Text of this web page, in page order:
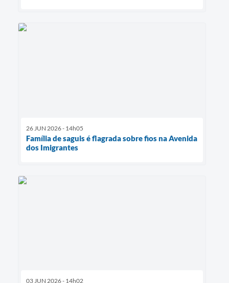
26 JUN 2026 - 14h05
Família de saguis é flagrada sobre fios na Avenida
dos Imigrantes
03 JUN 2026 - 14h02